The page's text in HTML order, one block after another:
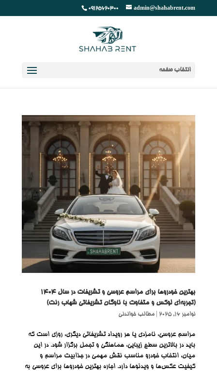
09125620300 admin@shahabrent.com
انتخاب صفحه
بهترین خودروها برای مراسم عروسی و تشریفات در سال ۱۴۰۴
(تجربه‌ای لوکس و متفاوت با ناوگان تشریفاتی شهاب رنت)
نوامبر 16, 2025 مطالب خواندنی
مراسم عروسی، نامزدی یا هر رویداد تشریفاتی دیگری، روزی است که
باید در بالاترین سطح زیبایی، هماهنگی و تجمل برگزار شود. در این
میان، انتخاب خودرو مناسب نقش مهمی در جذابیت مراسم و
کیفیت عکس‌ها و ویدئوها دارد. اجاره بهترین خودروها برای عروسی به